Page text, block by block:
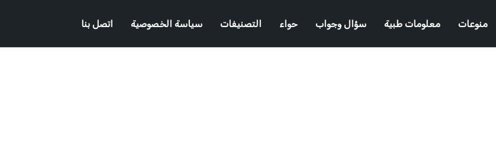
منوعات معلومات طبية سؤال وجواب حواء التصنيفات سياسة الخصوصية اتصل بنا